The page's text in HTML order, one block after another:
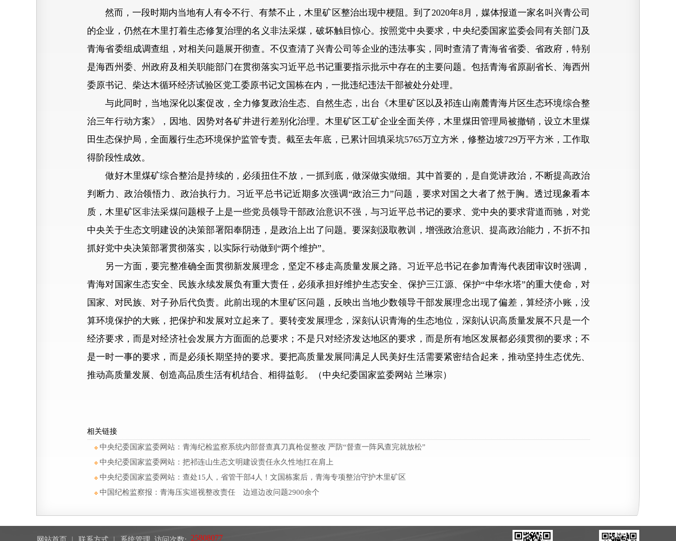
然而，一段时期内当地有人有令不行、有禁不止，木里矿区整治出现中梗阻。到了2020年8月，媒体报道一家名叫兴青公司
的企业，仍然在木里打着生态修复治理的名义非法采煤，破坏触目惊心。按照党中央要求，中央纪委国家监委会同有关部门及
青海省委组成调查组，对相关问题展开彻查。不仅查清了兴青公司等企业的违法事实，同时查清了青海省省委、省政府，特别
是海西州委、州政府及相关职能部门在贯彻落实习近平总书记重要指示批示中存在的主要问题。包括青海省原副省长、海西州
委原书记、柴达木循环经济试验区党工委原书记文国栋在内，一批违纪违法干部被处分处理。
与此同时，当地深化以案促改，全力修复政治生态、自然生态，出台《木里矿区以及祁连山南麓青海片区生态环境综合整
治三年行动方案》，因地、因势对各矿井进行差别化治理。木里矿区工矿企业全面关停，木里煤田管理局被撤销，设立木里煤
田生态保护局，全面履行生态环境保护监管专责。截至去年底，已累计回填采坑5765万立方米，修整边坡729万平方米，工作取
得阶段性成效。
做好木里煤矿综合整治是持续的，必须扭住不放，一抓到底，做深做实做细。其中首要的，是自觉讲政治，不断提高政治
判断力、政治领悟力、政治执行力。习近平总书记近期多次强调“政治三力”问题，要求对国之大者了然于胸。透过现象看本
质，木里矿区非法采煤问题根子上是一些党员领导干部政治意识不强，与习近平总书记的要求、党中央的要求背道而驰，对党
中央关于生态文明建设的决策部署阳奉阴违，是政治上出了问题。要深刻汲取教训，增强政治意识、提高政治能力，不折不扣
抓好党中央决策部署贯彻落实，以实际行动做到“两个维护”。
另一方面，要完整准确全面贯彻新发展理念，坚定不移走高质量发展之路。习近平总书记在参加青海代表团审议时强调，
青海对国家生态安全、民族永续发展负有重大责任，必须承担好维护生态安全、保护三江源、保护“中华水塔”的重大使命，对
国家、对民族、对子孙后代负责。此前出现的木里矿区问题，反映出当地少数领导干部发展理念出现了偏差，算经济小账，没
算环境保护的大账，把保护和发展对立起来了。要转变发展理念，深刻认识青海的生态地位，深刻认识高质量发展不只是一个
经济要求，而是对经济社会发展方方面面的总要求；不是只对经济发达地区的要求，而是所有地区发展都必须贯彻的要求；不
是一时一事的要求，而是必须长期坚持的要求。要把高质量发展同满足人民美好生活需要紧密结合起来，推动坚持生态优先、
推动高质量发展、创造高品质生活有机结合、相得益彰。（中央纪委国家监委网站 兰琳宗）
相关链接
中央纪委国家监委网站：青海纪检监察系统内部督查真刀真枪促整改 严防“督查一阵风查完就放松”
中央纪委国家监委网站：把祁连山生态文明建设责任永久性地扛在肩上
中央纪委国家监委网站：查处15人，省管干部4人！文国栋案后，青海专项整治守护木里矿区
中国纪检监察报：青海压实巡视整改责任 边巡边改问题2900余个